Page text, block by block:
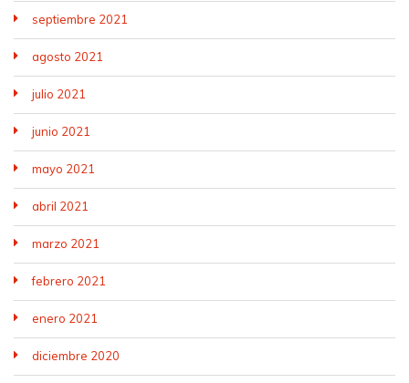
septiembre 2021
agosto 2021
julio 2021
junio 2021
mayo 2021
abril 2021
marzo 2021
febrero 2021
enero 2021
diciembre 2020